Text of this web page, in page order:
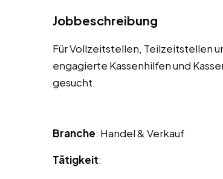
Jobbeschreibung
Für Vollzeitstellen, Teilzeitstellen
engagierte Kassenhilfen und
gesucht.
Branche: Handel & Verkauf
Tätigkeit: